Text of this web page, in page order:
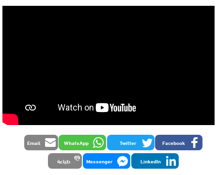
Facebook
Twitter
WhatsApp
Email
LinkedIn
Messenger طباعة